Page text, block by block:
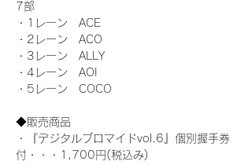
7部
・1レーン　ACE
・2レーン　ACO
・3レーン　ALLY
・4レーン　AOI
・5レーン　COCO
◆販売商品
・『デジタルブロマイドvol.6』個別握手券
付・・・1,700円(税込み)